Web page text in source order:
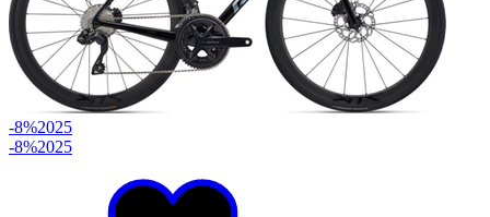
-8%2025
-8%2025